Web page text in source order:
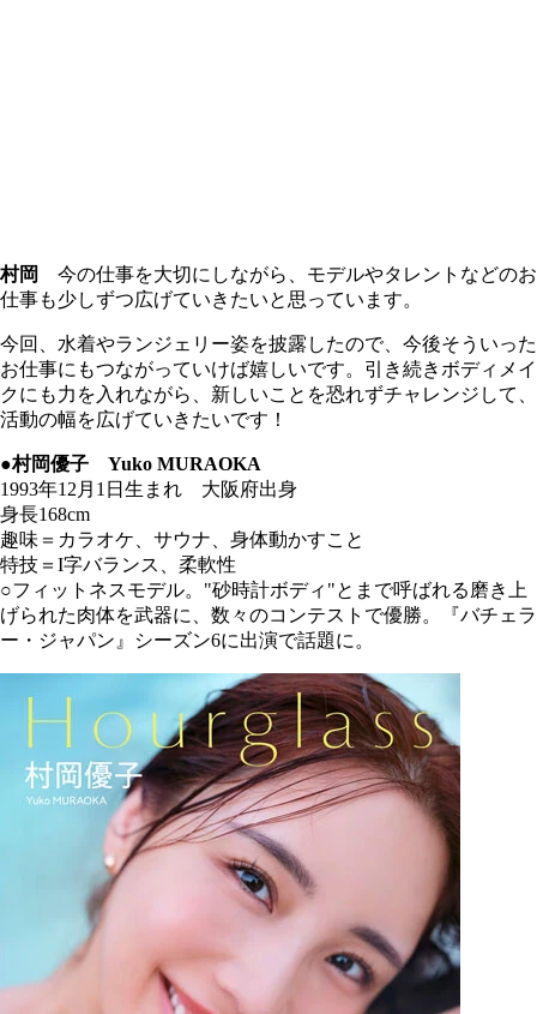
村岡
今の仕事を大切にしながら、モデルやタレントなどのお
仕事も少しずつ広げていきたいと思っています。
今回、水着やランジェリー姿を披露したので、今後そういった
お仕事にもつながっていけば嬉しいです。引き続きボディメイ
クにも力を入れながら、新しいことを恐れずチャレンジして、
活動の幅を広げていきたいです！
●村岡優子 Yuko MURAOKA
1993年12月1日生まれ 大阪府出身
身長168cm
趣味＝カラオケ、サウナ、身体動かすこと
特技＝I字バランス、柔軟性
○フィットネスモデル。"砂時計ボディ"とまで呼ばれる磨き上
げられた肉体を武器に、数々のコンテストで優勝。『バチェラ
ー・ジャパン』シーズン6に出演で話題に。